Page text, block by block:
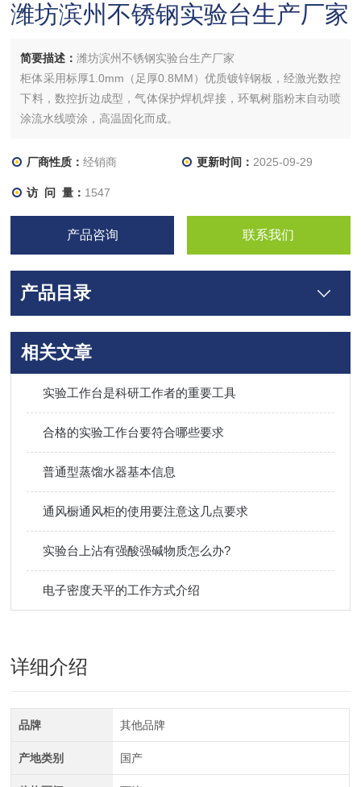
潍坊滨州不锈钢实验台生产厂家
简要描述：潍坊滨州不锈钢实验台生产厂家
柜体采用标厚1.0mm（足厚0.8MM）优质镀锌钢板，经激光数控
下料，数控折边成型，气体保护焊机焊接，环氧树脂粉末自动喷
涂流水线喷涂，高温固化而成。
厂商性质：经销商 更新时间： 2025-09-29
访 问 量： 1547
产品咨询 联系我们
产品目录
相关文章
实验工作台是科研工作者的重要工具
合格的实验工作台要符合哪些要求
普通型蒸馏水器基本信息
通风橱通风柜的使用要注意这几点要求
实验台上沾有强酸强碱物质怎么办?
电子密度天平的工作方式介绍
详细介绍
品牌 其他品牌
产地类别 国产